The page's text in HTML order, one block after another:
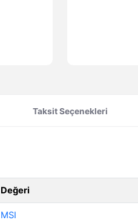
Taksit Seçenekleri
Değeri
MSI